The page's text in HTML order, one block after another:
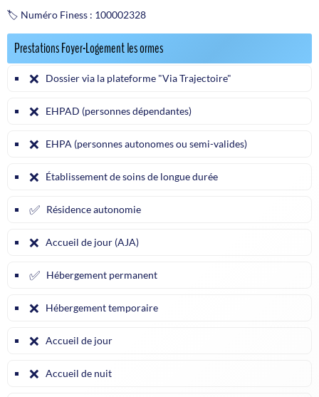
🏷️ Numéro Finess : 100002328
Prestations Foyer-Logement les ormes
❌ Dossier via la plateforme "Via Trajectoire"
❌ EHPAD (personnes dépendantes)
❌ EHPA (personnes autonomes ou semi-valides)
❌ Établissement de soins de longue durée
✅ Résidence autonomie
❌ Accueil de jour (AJA)
✅ Hébergement permanent
❌ Hébergement temporaire
❌ Accueil de jour
❌ Accueil de nuit